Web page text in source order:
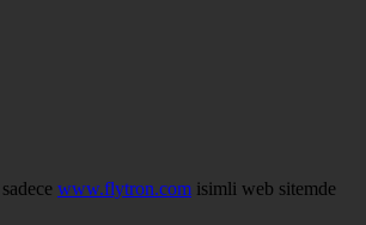
www.flytron.com isimli web sitemde